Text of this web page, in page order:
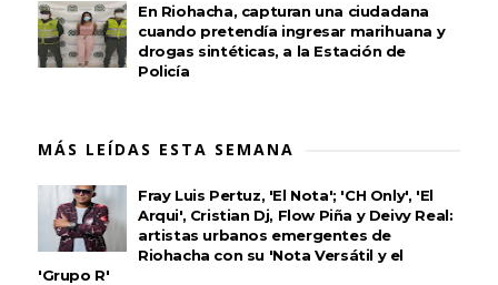
En Riohacha, capturan una ciudadana
cuando pretendía ingresar marihuana y
drogas sintéticas, a la Estación de
Policía
MÁS LEÍDAS ESTA SEMANA
Fray Luis Pertuz, 'El Nota'; 'CH Only', 'El
Arqui', Cristian Dj, Flow Piña y Deivy Real:
artistas urbanos emergentes de
Riohacha con su 'Nota Versátil y el
'Grupo R'